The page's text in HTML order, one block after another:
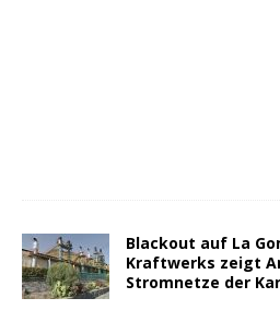
Blackout auf La
Kraftwerks zeigt
Stromnetze der